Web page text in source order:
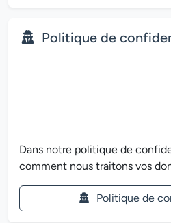
Politique de
Dans notre politique de
comment nous traitons vos
Politique de